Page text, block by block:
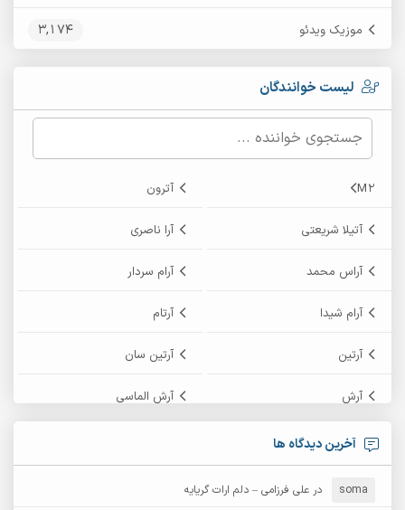
موزیک ویدئو 3,174
لیست خوانندگان
M2 آترون
آتیلا شریعتی آرا ناصری
آراس محمد آرام سردار
آرام شیدا آرتام
آرتین آرتین سان
آرش آرش الماسی
آرش امامی
آرش دی جی 2
آخرین دیدگاه ها
soma در علی فرزامی – دلم ارات گریایه